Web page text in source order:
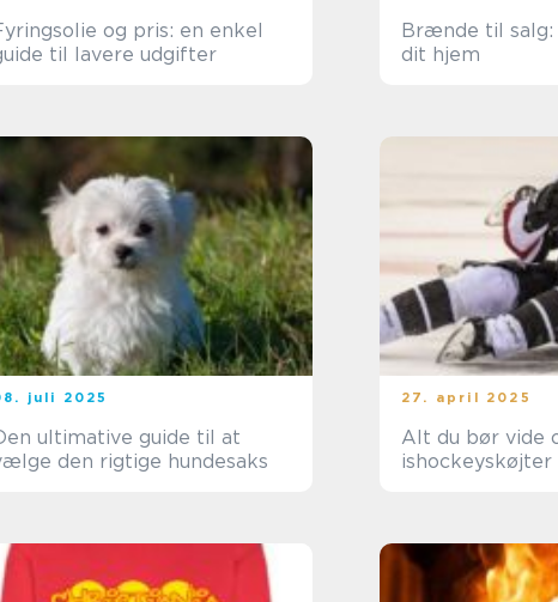
og pris: en enkel
til lavere udgifter
Brænde til salg: Brændstof til
dit hjem
juli 2025
ultimative guide til at
den rigtige hundesaks
27. april 2025
Alt du bør vide
ishockeyskøjter